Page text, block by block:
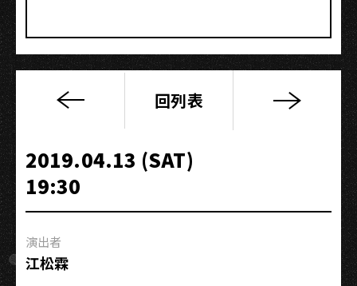
「我
李
佳
歡」
音
回列表
2019.04.13 (SAT)
19:30
演出者
江松霖